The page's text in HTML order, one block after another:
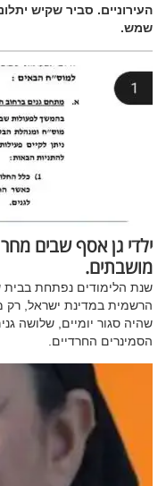
העירוניים. סביר שקיש
שמש.
ילדי גן אסף שבים
מושבתים.
שנת הלימודים נפתחת בבית
הרשמית במדינת ישראל, רק
שהיה סגור יומיים, שלושה
הסמינרים החרדיים.